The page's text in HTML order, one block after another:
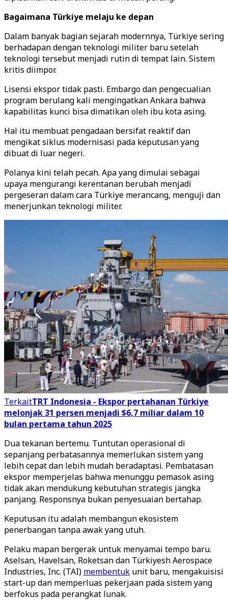
Bagaimana Türkiye melaju ke depan
Dalam banyak bagian sejarah modernnya, Türkiye sering
berhadapan dengan teknologi militer baru setelah
teknologi tersebut menjadi rutin di tempat lain. Sistem
kritis diimpor.
Lisensi ekspor tidak pasti. Embargo dan pengecualian
program berulang kali mengingatkan Ankara bahwa
kapabilitas kunci bisa dimatikan oleh ibu kota asing.
Hal itu membuat pengadaan bersifat reaktif dan
mengikat siklus modernisasi pada keputusan yang
dibuat di luar negeri.
Polanya kini telah pecah. Apa yang dimulai sebagai
upaya mengurangi kerentanan berubah menjadi
pergeseran dalam cara Türkiye merancang, menguji dan
menerjunkan teknologi militer.
TerkaitTRT Indonesia - Ekspor pertahanan Türkiye
melonjak 31 persen menjadi $6,7 miliar dalam 10
bulan pertama tahun 2025
Dua tekanan bertemu. Tuntutan operasional di
sepanjang perbatasannya memerlukan sistem yang
lebih cepat dan lebih mudah beradaptasi. Pembatasan
ekspor memperjelas bahwa menunggu pemasok asing
tidak akan mendukung kebutuhan strategis jangka
panjang. Responsnya bukan penyesuaian bertahap.
Keputusan itu adalah membangun ekosistem
penerbangan tanpa awak yang utuh.
Pelaku mapan bergerak untuk menyamai tempo baru.
Aselsan, Havelsan, Roketsan dan Türkiyesh Aerospace
Industries, Inc. (TAI) membentuk unit baru, mengakuisisi
start-up dan memperluas pekerjaan pada sistem yang
berfokus pada perangkat lunak.